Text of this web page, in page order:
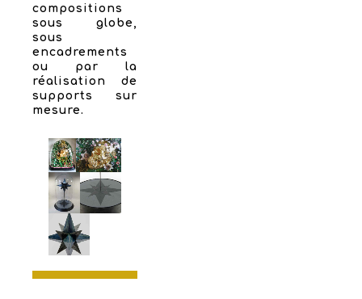
compositions
sous globe,
sous
encadrements
ou par la
réalisation de
supports sur
mesure.